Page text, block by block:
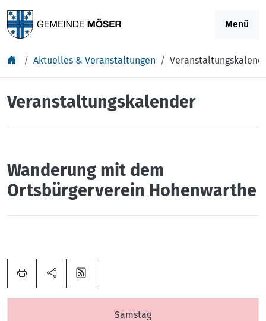
Menü
Aktuelles & Veranstaltungen
Veranstaltungskalender
Wanderung mit dem
Ortsbürgerverein Hohenwarthe
Samstag